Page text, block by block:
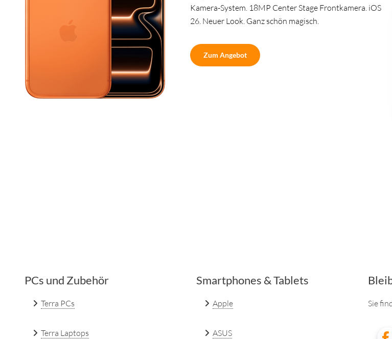
Kamera-System. 18MP Center Stage Frontkamera. iOS
26. Neuer Look. Ganz schön magisch.
Zum Angebot
PCs und Zubehör
Terra PCs
Terra Laptops
Smartphones & Tablets
Apple
ASUS
Sie